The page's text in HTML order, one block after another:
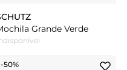
Grande Verde
-50%